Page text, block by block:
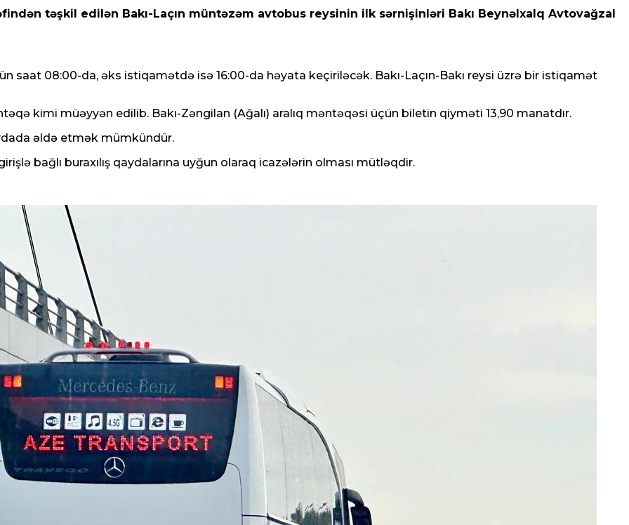
təşkil edilən Bakı-Laçın müntəzəm avtobus reysinin ilk sərnişinləri Bakı Beynəlxalq Avtovağzal
saat 08:00-da, əks istiqamətdə isə 16:00-da həyata keçiriləcək. Bakı-Laçın-Bakı reysi üzrə bir istiqamət
kimi müəyyən edilib. Bakı-Zəngilan (Ağalı) aralıq məntəqəsi üçün biletin qiyməti 13,90 manatdır.
əldə etmək mümkündür.
bağlı buraxılış qaydalarına uyğun olaraq icazələrin olması mütləqdir.